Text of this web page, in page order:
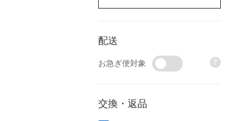
配送
お急ぎ便対象 ?
交換・返品